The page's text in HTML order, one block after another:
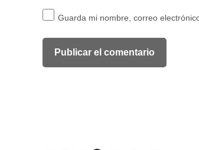
Guarda mi nombre, correo